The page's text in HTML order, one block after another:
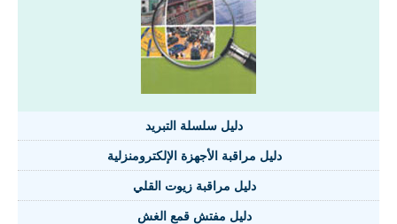
دليل سلسلة التبريد
دليل مراقبة الأجهزة الإلكترومنزلية
دليل مراقبة زيوت القلي
دليل مفتش قمع الغش